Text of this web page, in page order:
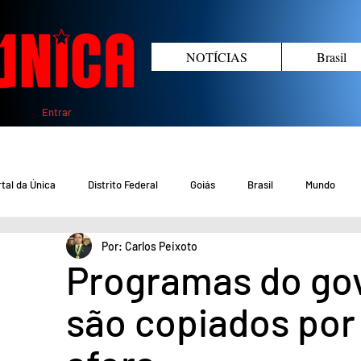
Entrar
NOTÍCIAS Brasil
da Única Distrito Federal Goiás Brasil Mundo
COVID-19 DF COVID-19 Brasil
Saúde
Programas do
são copiados
Por: Carlos Peixoto